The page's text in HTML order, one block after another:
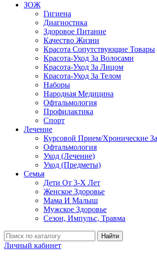
ЗОЖ
Гигиена
Диагностика
Здоровое Питание
Качество Жизни
Красота Сопутствующие Товары
Красота-Уход За Волосами
Красота-Уход За Лицом
Красота-Уход За Телом
Наборы
Народная Медицина
Офтальмология
Профилактика
Спорт
Лечение
Курсовой Прием/Хронические
Офтальмология
Уход (Лечение)
Уход (Предметы)
Семья
Дети От 3-Х Лет
Женское Здоровье
Мама И Малыш
Мужское Здоровье
Сезон, Импульс, Травма
Найти
Личный кабинет